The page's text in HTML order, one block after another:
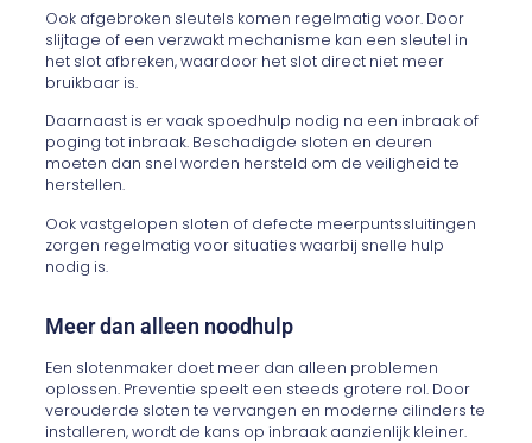
Ook afgebroken sleutels komen regelmatig voor. Door
slijtage of een verzwakt mechanisme kan een sleutel in
het slot afbreken, waardoor het slot direct niet meer
bruikbaar is.
Daarnaast is er vaak spoedhulp nodig na een inbraak of
poging tot inbraak. Beschadigde sloten en deuren
moeten dan snel worden hersteld om de veiligheid te
herstellen.
Ook vastgelopen sloten of defecte meerpuntssluitingen
zorgen regelmatig voor situaties waarbij snelle hulp
nodig is.
Meer dan alleen noodhulp
Een slotenmaker doet meer dan alleen problemen
oplossen. Preventie speelt een steeds grotere rol. Door
verouderde sloten te vervangen en moderne cilinders te
installeren, wordt de kans op inbraak aanzienlijk kleiner.